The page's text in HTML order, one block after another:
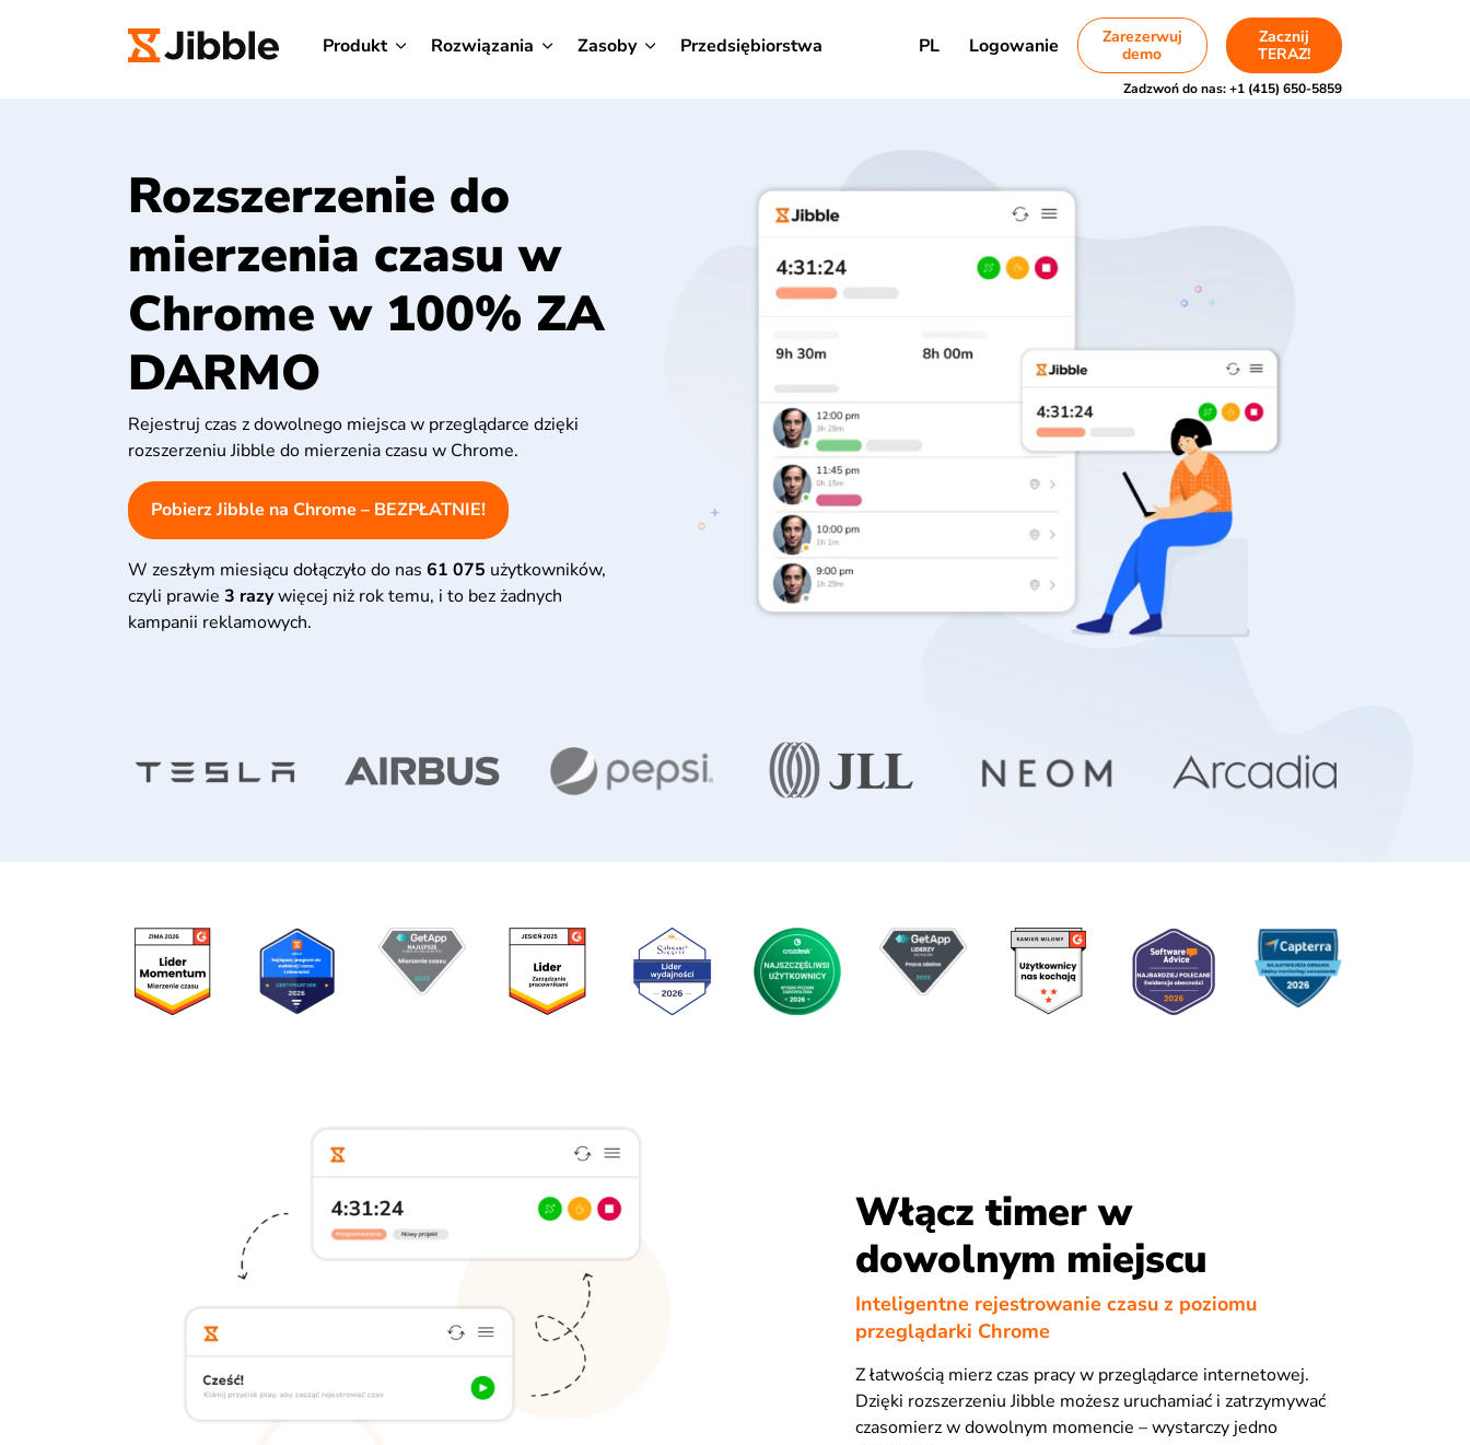
Produkt Rozwiązania Zasoby Przedsiębiorstwa PL Logowanie
Zarezerwuj
demo
Zacznij
TERAZ!
Zadzwoń do nas:+1 (415) 650-5859
Rozszerzenie do
mierzenia czasu w
Chrome w 100% ZA
DARMO
Rejestruj czas z dowolnego miejsca w przeglądarce dzięki
rozszerzeniu Jibble do mierzenia czasu w Chrome.
Pobierz Jibble na Chrome – BEZPŁATNIE!
W zeszłym miesiącu dołączyło do nas 61 075 użytkowników,
czyli prawie 3 razywięcej niż rok temu, i to bez żadnych
kampanii reklamowych.
Włącz timer w
dowolnym miejscu
Inteligentne rejestrowanie czasu z poziomu
przeglądarki Chrome
Z łatwością mierz czas pracy w przeglądarce internetowej.
Dzięki rozszerzeniu Jibble możesz uruchamiać i zatrzymywać
czasomierz w dowolnym momencie – wystarczy jedno